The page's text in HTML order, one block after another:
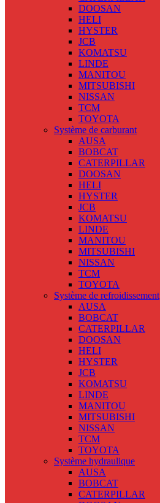
DOOSAN
HELI
HYSTER
JCB
KOMATSU
LINDE
MANITOU
MITSUBISHI
NISSAN
TCM
TOYOTA
Système de carburant
AUSA
BOBCAT
CATERPILLAR
DOOSAN
HELI
HYSTER
JCB
KOMATSU
LINDE
MANITOU
MITSUBISHI
NISSAN
TCM
TOYOTA
Système de refroidissement
AUSA
BOBCAT
CATERPILLAR
DOOSAN
HELI
HYSTER
JCB
KOMATSU
LINDE
MANITOU
MITSUBISHI
NISSAN
TCM
TOYOTA
Système hydraulique
AUSA
BOBCAT
CATERPILLAR